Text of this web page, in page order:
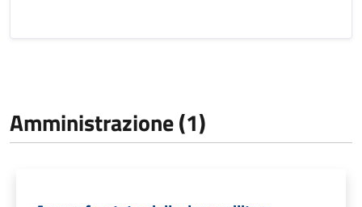
Amministrazione (1)